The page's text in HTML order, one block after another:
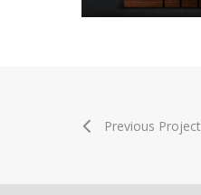
Previous Project